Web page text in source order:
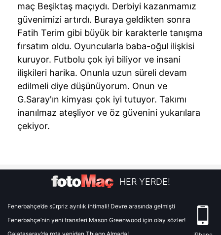
maç Beşiktaş maçıydı. Derbiyi kazanmamız
güvenimizi artırdı. Buraya geldikten sonra
Fatih Terim gibi büyük bir karakterle tanışma
fırsatım oldu. Oyuncularla baba-oğul ilişkisi
kuruyor. Futbolu çok iyi biliyor ve insani
ilişkileri harika. Onunla uzun süreli devam
edilmeli diye düşünüyorum. Onun ve
G.Saray'ın kimyası çok iyi tutuyor. Takımı
inanılmaz ateşliyor ve öz güvenini yukarılara
çekiyor.
HER YERDE!
Fenerbahçe’de sürpriz ayrılık ihtimali! Devre arasında gelmişti
Fenerbahçe’nin yeni transferi Mason Greenwood için olay sözler!